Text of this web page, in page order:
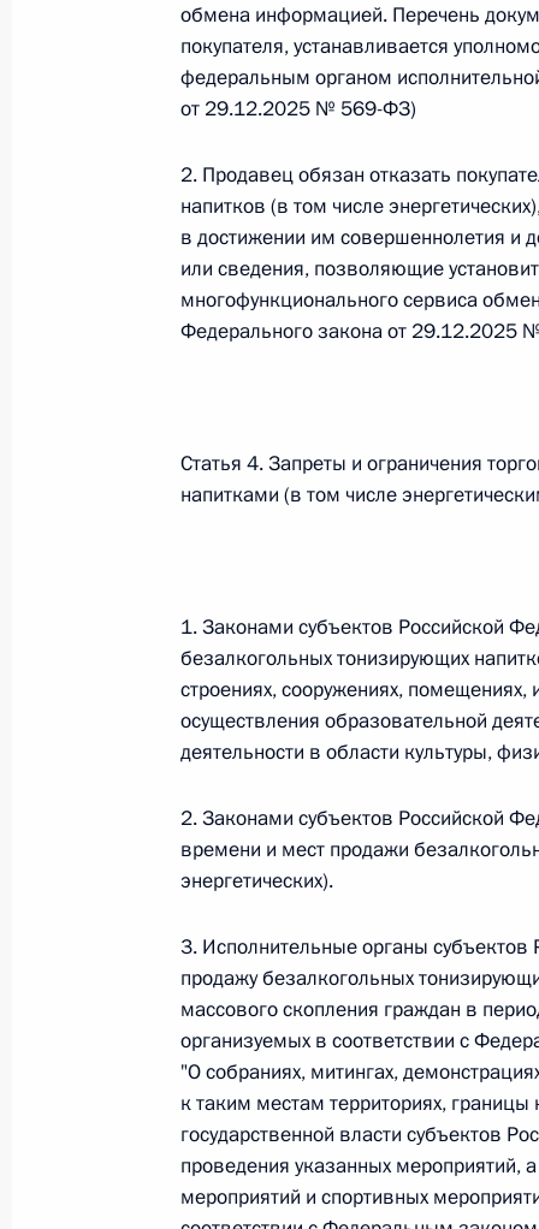
Федеральный закон от
по вопросам внутренних дел и миграции
26 июля 2026 года
Федеральный закон от
26 июля 2026 года
Федеральный закон от
26 июля 2026 года
Федеральный закон от
О внесении изменений в статью 9.21
правонарушениях
26 июля 2026 года
Федеральный закон от
О ратификации Соглашения между
Республики Беларусь о сотрудничестве
обмена информацией. Перечень
покупателя, устанавливается
федеральным органом
от 29.12.2025 № 569-ФЗ)
2. Продавец обязан отказать
напитков (в том числе
в достижении им совершеннолетия и
или сведения, позволяющие
многофункционального сервиса
Федерального закона от 29.12.2025
Статья 4. Запреты и ограничения
напитками (в том числе
1. Законами субъектов Российской
безалкогольных тонизирующих
строениях, сооружениях,
осуществления образовательной
деятельности в области культуры,
2. Законами субъектов Российской
времени и мест продажи
энергетических).
3. Исполнительные органы
продажу безалкогольных
массового скопления граждан в
организуемых в соответствии с
"О собраниях, митингах,
к таким местам территориях,
государственной власти субъектов
проведения указанных мероприятий,
мероприятий и спортивных